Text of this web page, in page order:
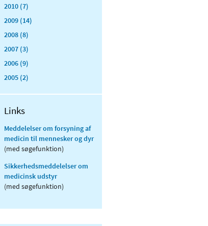
2010 (7)
2009 (14)
2008 (8)
2007 (3)
2006 (9)
2005 (2)
Links
Meddelelser om forsyning af
medicin til mennesker og dyr
(med søgefunktion)
Sikkerhedsmeddelelser om
medicinsk udstyr
(med søgefunktion)